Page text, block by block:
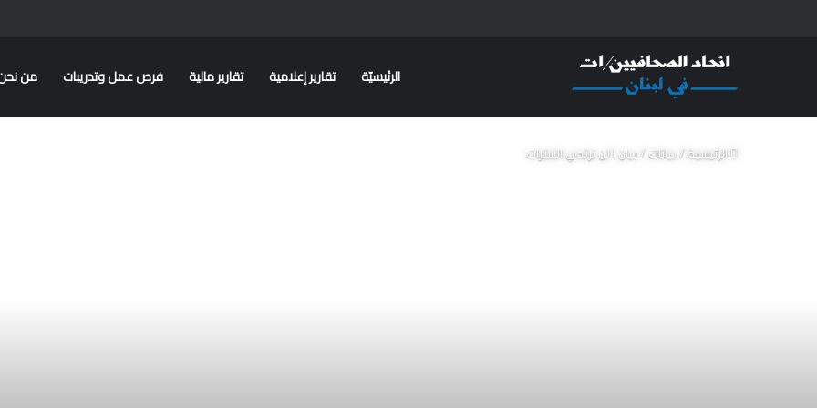
الرئيسيّة تقارير إعلامية تقارير مالية فرص عمل وتدريبات من
الرئيسية / بيانات / بيان | لن نرتدي السترات